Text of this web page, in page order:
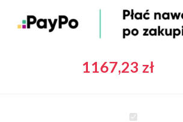
1167,23 zł
Fotel